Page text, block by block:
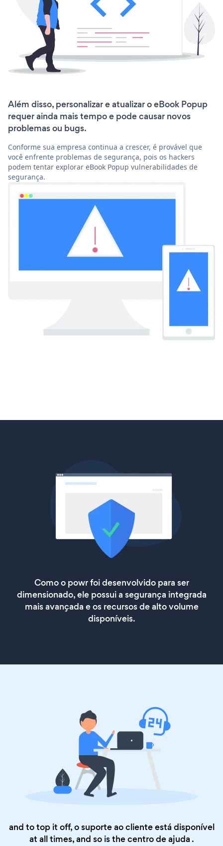
Além disso, personalizar e atualizar o eBook Popup
requer ainda mais tempo e pode causar novos
problemas ou bugs.
Conforme sua empresa continua a crescer, é provável que
você enfrente problemas de segurança, pois os hackers
podem tentar explorar eBook Popup vulnerabilidades de
segurança.
Como o powr foi desenvolvido para ser
dimensionado, ele possui a segurança integrada
mais avançada e os recursos de alto volume
disponíveis.
and to top it off, o suporte ao cliente está disponível
at all times, and so is thecentro de ajuda .